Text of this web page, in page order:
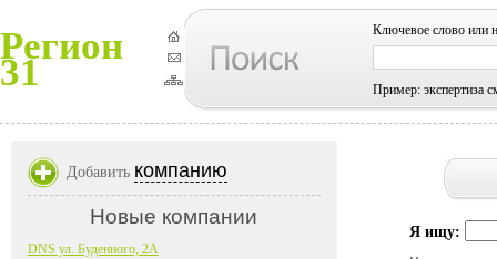
Регион
31
Ключевое слово или
Пример: экспертиза
Я ищу:
Добавить компанию
Новые компании
DNS ул. Буденного, 2А